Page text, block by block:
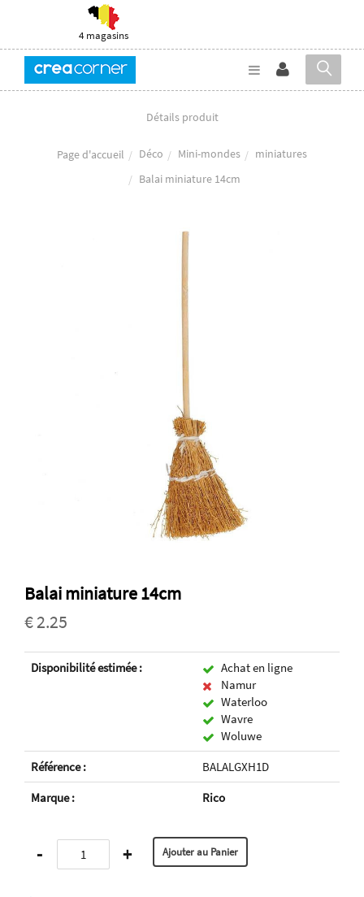
4 magasins
Détails produit
Page d'accueil Déco Mini-mondes
miniatures
Balai miniature 14cm
Balai miniature 14cm
€ 2.25
Disponibilité estimée :
Achat en ligne
Namur
Waterloo
Wavre
Woluwe
Référence :
BALALGXH1D
Marque :
Rico
- +